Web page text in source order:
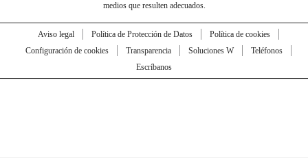
medios que resulten adecuados.
Aviso legal Política de Protección de Datos
Política de cookies
Configuración de cookies
Transparencia Soluciones W
Teléfonos
Escríbanos